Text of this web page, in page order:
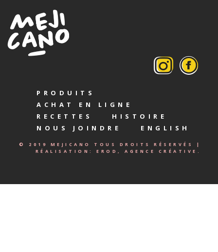
PRODUITS
ACHAT EN LIGNE
RECETTES
HISTOIRE
NOUS JOINDRE
ENGLISH
© 2019 MEJICANO TOUS DROITS RÉSERVÉS |
RÉALISATION: EROD, AGENCE CRÉATIVE.